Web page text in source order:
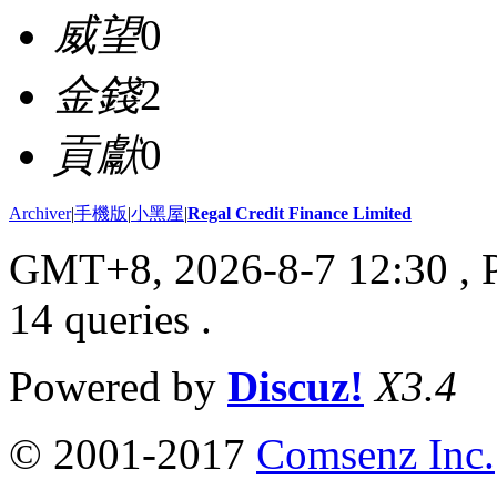
威望0
金錢2
貢獻0
Archiver|手機版|小黑屋|Regal Credit Finance Limited
GMT+8, 2026-8-7 12:30 ,
14 queries .
Powered by Discuz! X3.4
© 2001-2017 Comsenz Inc.